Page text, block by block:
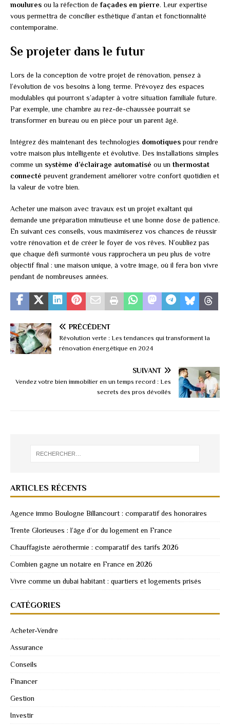
moulures ou la réfection de façades en pierre. Leur expertise
vous permettra de concilier esthétique d’antan et fonctionnalité
contemporaine.
Se projeter dans le futur
Lors de la conception de votre projet de rénovation, pensez à
l’évolution de vos besoins à long terme. Prévoyez des espaces
modulables qui pourront s’adapter à votre situation familiale future.
Par exemple, une chambre au rez-de-chaussée pourrait se
transformer en bureau ou en pièce pour un parent âgé.
Intégrez dès maintenant des technologies domotiquespour rendre
votre maison plus intelligente et évolutive. Des installations simples
comme un système d’éclairage automatisé ou un thermostat
connecté peuvent grandement améliorer votre confort quotidien et
la valeur de votre bien.
Acheter une maison avec travaux est un projet exaltant qui
demande une préparation minutieuse et une bonne dose de patience.
En suivant ces conseils, vous maximiserez vos chances de réussir
votre rénovation et de créer le foyer de vos rêves. N’oubliez pas
que chaque défi surmonté vous rapprochera un peu plus de votre
objectif final : une maison unique, à votre image, où il fera bon vivre
pendant de nombreuses années.
PRÉCÉDENT
Révolution verte : Les tendances qui transforment la
rénovation énergétique en 2024
SUIVANT
Vendez votre bien immobilier en un temps record : Les
secrets des pros dévoilés
ARTICLES RÉCENTS
Agence immo Boulogne Billancourt : comparatif des honoraires
Trente Glorieuses : l’âge d’or du logement en France
Chauffagiste aérothermie : comparatif des tarifs 2026
Combien gagne un notaire en France en 2026
Vivre comme un dubai habitant : quartiers et logements prisés
CATÉGORIES
Acheter-Vendre
Assurance
Conseils
Financer
Gestion
Investir